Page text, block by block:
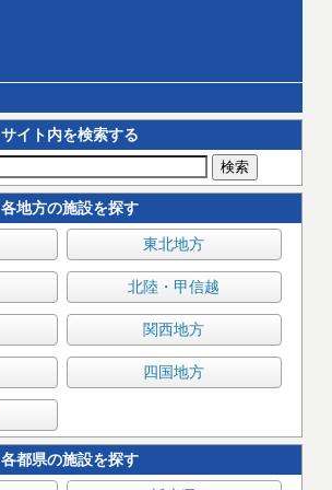
サイト内を検索する
各地方の施設を探す
東北地方
北陸・甲信越
関西地方
四国地方
各都県の施設を探す